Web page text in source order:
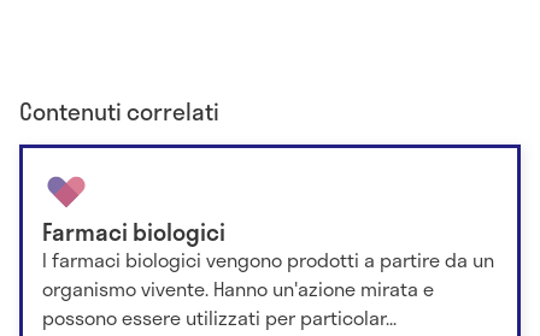
Contenuti correlati
Farmaci biologici
I farmaci biologici vengono prodotti a partire da un
organismo vivente. Hanno un'azione mirata e
possono essere utilizzati per particolar...